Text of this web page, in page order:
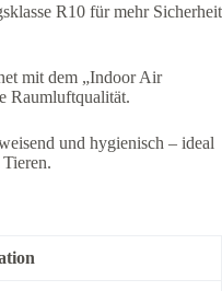
R10 für mehr Sicherheit
mit dem „Indoor Air
Raumluftqualität.
und hygienisch – ideal